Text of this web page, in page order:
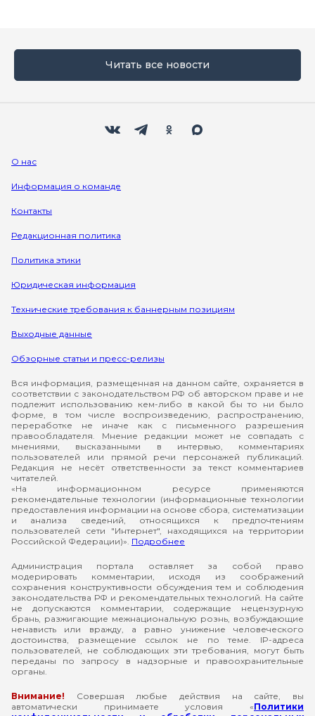
Читать все новости
О нас
Информация о команде
Контакты
Редакционная политика
Политика этики
Юридическая информация
Технические требования к баннерным позициям
Выходные данные
Обзорные статьи и пресс-релизы
Вся информация, размещенная на данном сайте, охраняется в
соответствии с законодательством РФ об авторском праве и не
подлежит использованию кем-либо в какой бы то ни было
форме, в том числе воспроизведению, распространению,
переработке не иначе как с письменного разрешения
правообладателя. Мнение редакции может не совпадать с
мнениями, высказанными в интервью, комментариях
пользователей или прямой речи персонажей публикаций.
Редакция не несёт ответственности за текст комментариев
читателей.
«На информационном ресурсе применяются
рекомендательные технологии (информационные технологии
предоставления информации на основе сбора, систематизации
и анализа сведений, относящихся к предпочтениям
пользователей сети "Интернет", находящихся на территории
Российской Федерации)». Подробнее
Администрация портала оставляет за собой право
модерировать комментарии, исходя из соображений
сохранения конструктивности обсуждения тем и соблюдения
законодательства РФ и рекомендательных технологий. На сайте
не допускаются комментарии, содержащие нецензурную
брань, разжигающие межнациональную рознь, возбуждающие
ненависть или вражду, а равно унижение человеческого
достоинства, размещение ссылок не по теме. IP-адреса
пользователей, не соблюдающих эти требования, могут быть
переданы по запросу в надзорные и правоохранительные
органы.
Внимание! Совершая любые действия на сайте, вы
автоматически принимаете условия «Политики